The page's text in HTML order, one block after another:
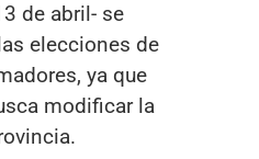
de abril- se
elecciones de
ya que
modificar la